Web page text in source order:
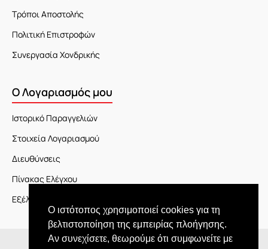
Ο ιστότοπος χρησιμοποιεί cookies για τη
βελτιστοποίηση της εμπειρίας πλοήγησης.
Αν συνεχίσετε, θεωρούμε ότι συμφωνείτε με
Τρόποι Αποστολής
Πολιτική Επιστροφών
Συνεργασία Χονδρικής
Ο Λογαριασμός μου
Ιστορικό Παραγγελιών
Στοιχεία Λογαριασμού
Διευθύνσεις
Πίνακας Ελέγχου
Εξέλιξη Παραγγελίας